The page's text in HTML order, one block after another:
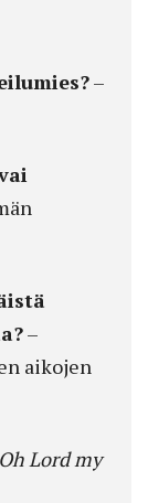
–
–
aikojen
Oh Lord my